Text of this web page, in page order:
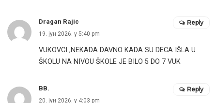
Dragan Rajic
19. јун 2026. у 5:40 pm
VUKOVCI ,NEKADA DAVNO KADA SU DECA IŠLA U
ŠKOLU NA NIVOU ŠKOLE JE BILO 5 DO 7 VUK
Reply
BB.
20. јун 2026. у 4:03 pm
Reply